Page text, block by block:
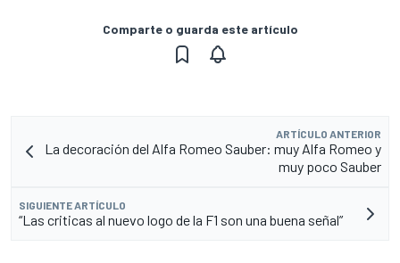
Comparte o guarda este artículo
ARTÍCULO ANTERIOR
La decoración del Alfa Romeo Sauber: muy Alfa Romeo y
muy poco Sauber
SIGUIENTE ARTÍCULO
“Las criticas al nuevo logo de la F1 son una buena señal”